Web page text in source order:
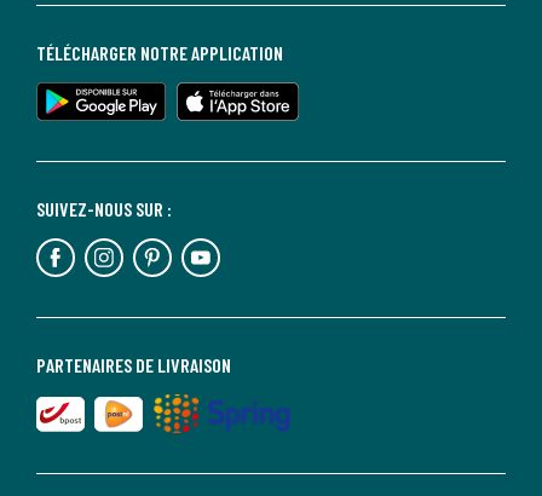
PARTENAIRES DE LIVRAISON
SUIVEZ-NOUS SUR :
TÉLÉCHARGER NOTRE APPLICATION